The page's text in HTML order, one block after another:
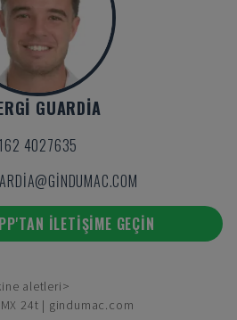
GUARDIA
4027635
ILETIŞIME GEÇIN
aletleri
24t | gindumac.com